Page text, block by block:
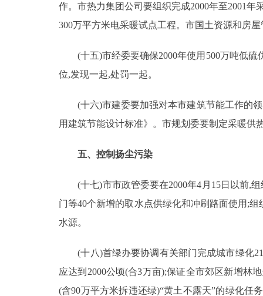
作。市热力集团公司要组织完成2000年至2001
300万平方米电采暖试点工程。市国土资源和房
(十五)市经委要确保2000年使用500万吨低硫
位,发现一起,处罚一起。
(十六)市建委要加强对本市建筑节能工作的领
用建筑节能设计标准》。市规划委要制定采暖供
五、控制扬尘污染
(十七)市市政管委要在2000年4月15日以前,组
门等40个新增的取水点供绿化和冲刷路面使用;
水源。
(十八)首绿办要协调有关部门完成城市绿化
应达到2000公顷(合3万亩);保证全市郊区新增林
(含90万平方米拆违还绿)“黄土不露天”的绿化任